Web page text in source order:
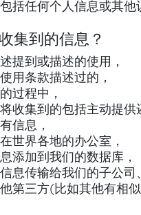
括任何个人信息或其他
集到的信息？
提到或描述的使用，
用条款描述过的，
过程中，
收集到的包括主动提供
信息，
世界各地的办公室，
添加到我们的数据库，
息传输给我们的子公司
第三方(比如其他有相似